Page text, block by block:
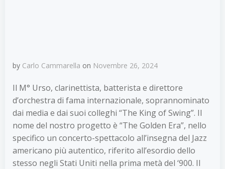
by Carlo Cammarella on Novembre 26, 2024
Il M° Urso, clarinettista, batterista e direttore
d’orchestra di fama internazionale, soprannominato
dai media e dai suoi colleghi “The King of Swing”. Il
nome del nostro progetto è “The Golden Era”, nello
specifico un concerto-spettacolo all’insegna del Jazz
americano più autentico, riferito all’esordio dello
stesso negli Stati Uniti nella prima metà del ‘900. Il